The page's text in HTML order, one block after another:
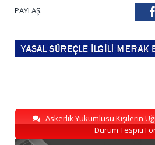
PAYLAŞ.
Askerlik Yükümlüsü Kişilerin
Durum Tespiti